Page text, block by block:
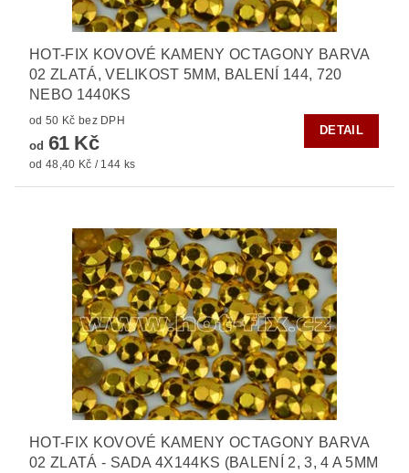
HOT-FIX KOVOVÉ KAMENY OCTAGONY BARVA
02 ZLATÁ, VELIKOST 5MM, BALENÍ 144, 720
NEBO 1440KS
od 50 Kč bez DPH
od 61 Kč
od 48,40 Kč / 144 ks
DETAIL
HOT-FIX KOVOVÉ KAMENY OCTAGONY BARVA
02 ZLATÁ - SADA 4X144KS (BALENÍ 2, 3, 4 A 5MM